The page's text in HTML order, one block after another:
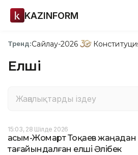
KAZINFORM
Тренд:Сайлау-2026
Елші
15:03, 28 Шілде 2026
Қасым-Жомарт Тоқаев жаңадан
тағайындалған елші Әлібек